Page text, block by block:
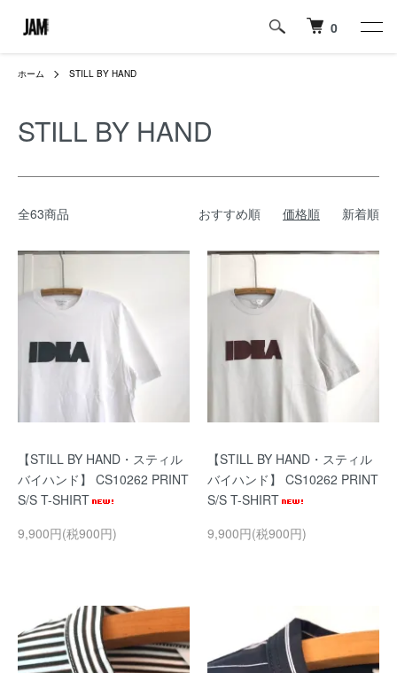
0
ホーム STILL BY HAND
STILL BY HAND
全63商品 おすすめ順 価格順 新着順
【STILL BY HAND・スティル
バイハンド】 CS10262 PRINT
S/S T-SHIRT
9,900円(税900円)
【STILL BY HAND・スティル
バイハンド】 CS10262 PRINT
S/S T-SHIRT
9,900円(税900円)